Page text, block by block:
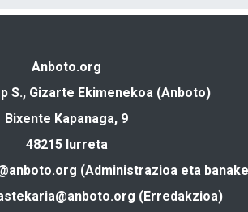
Anboto.org
S., Gizarte Ekimenekoa (Anboto)
Bixente Kapanaga, 9
48215 Iurreta
(Administrazioa eta
(Erredakzioa)